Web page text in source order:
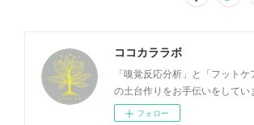
ココカララボ
「嗅覚反応分析」と「フット
の土台作りをお手伝いをしてい
フォロー